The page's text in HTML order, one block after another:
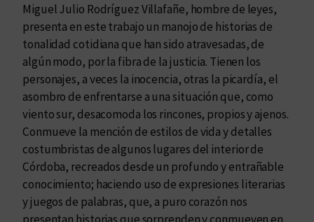
c
i
a
s
e
a
s
o
m
a
…
c
Miguel Julio Rodríguez Villafañe, hombre de leyes,
presenta en este trabajo un manojo de historias de
tonalidad cotidiana que han sido atravesadas, de
algún modo, por la fibra de la justicia. Tienen los
personajes, a veces la inocencia, otras la picardía, el
asombro de enfrentarse a una situación que, como
viento sur, desacomoda los rincones, propios y ajenos.
Conmueve la mención de estilos de vida y detalles
costumbristas de algunos lugares del interior de
Córdoba, recreados desde un profundo y entrañable
conocimiento; haciendo uso de expresiones literarias
y juegos de palabras, que, a puro corazón nos